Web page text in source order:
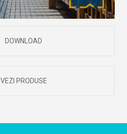
DOWNLOAD
VEZI PRODUSE